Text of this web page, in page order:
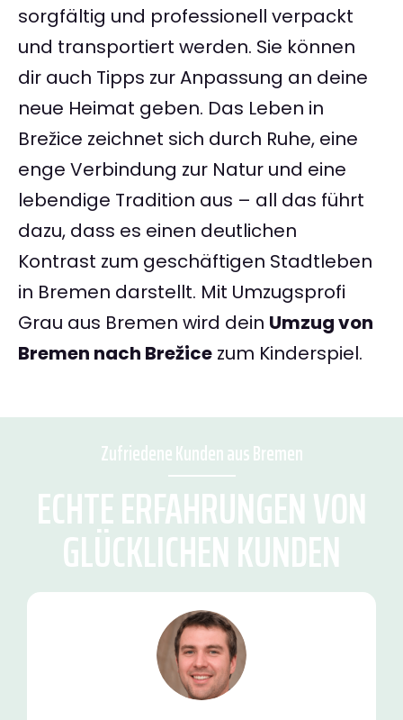
sorgfältig und professionell verpackt
und transportiert werden. Sie können
dir auch Tipps zur Anpassung an deine
neue Heimat geben. Das Leben in
Brežice zeichnet sich durch Ruhe, eine
enge Verbindung zur Natur und eine
lebendige Tradition aus – all das führt
dazu, dass es einen deutlichen
Kontrast zum geschäftigen Stadtleben
in Bremen darstellt. Mit Umzugsprofi
Grau aus Bremen wird dein Umzug von
Bremen nach Brežice zum Kinderspiel.
Zufriedene Kunden aus Bremen
ECHTE ERFAHRUNGEN VON
GLÜCKLICHEN KUNDEN